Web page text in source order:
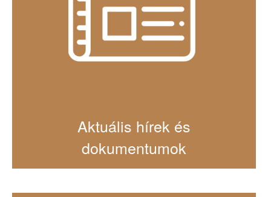
Aktuális hírek és
dokumentumok